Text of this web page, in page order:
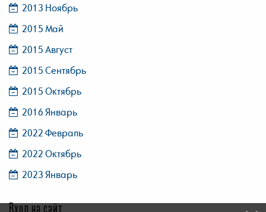
2013 Ноябрь
2015 Май
2015 Август
2015 Сентябрь
2015 Октябрь
2016 Январь
2022 Февраль
2022 Октябрь
2023 Январь